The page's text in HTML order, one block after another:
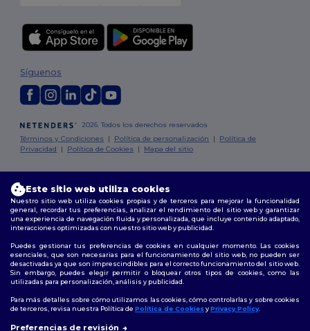
2026. Todos los derechos reservados
Términos y Condiciones | Política de personalización | Política de
Privacidad | Política de Cookies | Mapa del sitio
Síguenos
Madrid
Palma | Bilbao| Alicante
Este sitio web utiliza cookies
Nuestro sitio web utiliza cookies propias y de terceros para mejorar la funcionalidad
general, recordar tus preferencias, analizar el rendimiento del sitio web y garantizar
una experiencia de navegación fluida y personalizada, que incluye contenido adaptado,
interacciones optimizadas con nuestro sitio web y publicidad.
Puedes gestionar tus preferencias de cookies en cualquier momento. Las cookies
esenciales, que son necesarias para el funcionamiento del sitio web, no pueden ser
desactivadas ya que son imprescindibles para el correcto funcionamiento del sitio web.
Sin embargo, puedes elegir permitir o bloquear otros tipos de cookies, como las
utilizadas para personalización, análisis y publicidad.
Para más detalles sobre cómo utilizamos las cookies, cómo controlarlas y sobre cookies
de terceros, revisa nuestra Política de Política de CookiesyPrivacy Policy.
Preferencias de revisión